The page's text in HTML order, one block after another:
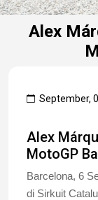
Alex
September,
Alex
MotoGP
Barcelona, 6
di Sirkuit